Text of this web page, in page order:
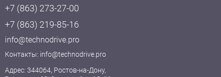
+7 (863) 273-27-00
+7 (863) 219-85-16
info@technodrive.pro
Контакты: info@technodrive.pro
Адрес: 344064, Ростов-на-Дону,